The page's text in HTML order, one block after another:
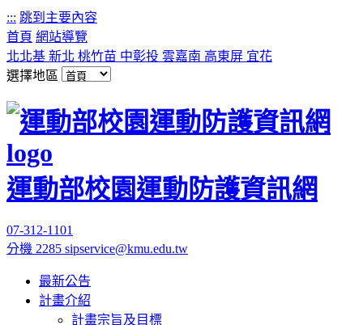
::: 跳到主要內容
首頁 網站導覽
北北基 新北 桃竹苗 中彰投 雲嘉南 高東屏 宜花
選擇地區
運動部校園運動防護資訊網
07-312-1101
分機 2285 sipservice@kmu.edu.tw
最新公告
計畫介紹
計畫宗旨及目標